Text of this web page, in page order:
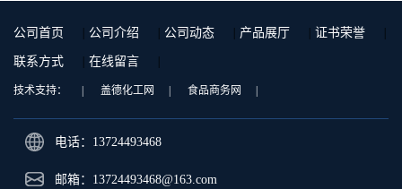
公司首页 公司介绍 公司动态 产品展厅 证书荣誉
联系方式 在线留言
技术支持： 盖德化工网 食品商务网
电话：13724493468
邮箱： 13724493468@163.com